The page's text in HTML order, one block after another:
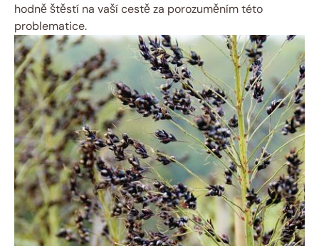
hodně štěstí na vaší cestě za porozuměním této
problematice.